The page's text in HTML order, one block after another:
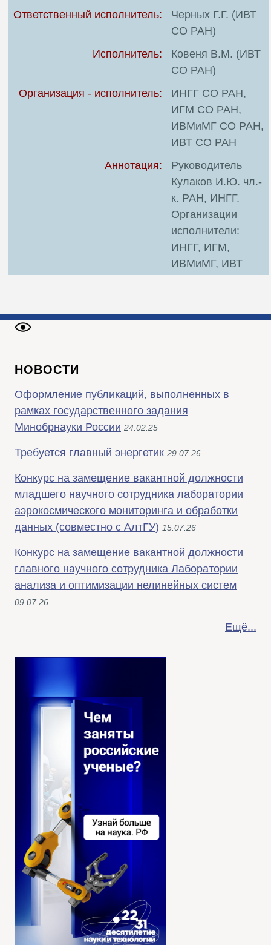
Ответственный исполнитель:
Черных Г.Г. (ИВТ
СО РАН)
Исполнитель:
Ковеня В.М. (ИВТ
СО РАН)
Организация - исполнитель:
ИНГГ СО РАН,
ИГМ СО РАН,
ИВМиМГ СО РАН,
ИВТ СО РАН
Аннотация:
Руководитель
Кулаков И.Ю. чл.-
к. РАН, ИНГГ.
Организации
исполнители:
ИНГГ, ИГМ,
ИВМиМГ, ИВТ
НОВОСТИ
Оформление публикаций, выполненных в
рамках государственного задания
Минобрнауки России 24.02.25
Требуется главный энергетик 29.07.26
Конкурс на замещение вакантной должности
младшего научного сотрудника лаборатории
аэрокосмического мониторинга и обработки
данных (совместно с АлтГУ) 15.07.26
Конкурс на замещение вакантной должности
главного научного сотрудника Лаборатории
анализа и оптимизации нелинейных систем
09.07.26
Ещё...